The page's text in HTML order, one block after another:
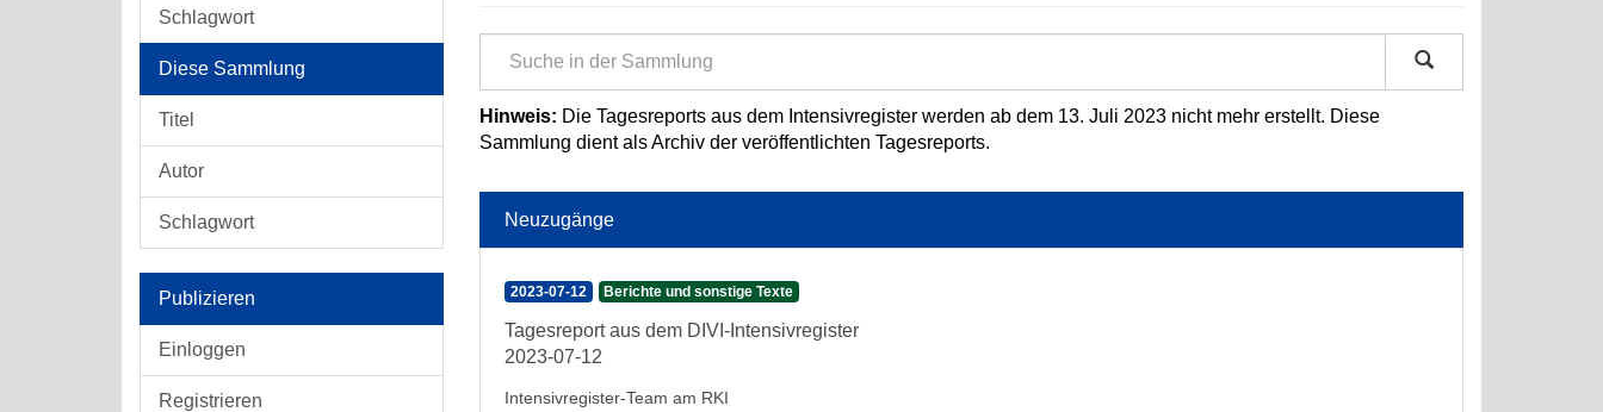
Schlagwort
Diese Sammlung
Titel
Autor
Schlagwort
Publizieren
Einloggen
Registrieren
Hinweis: Die Tagesreports aus dem Intensivregister werden ab dem 13. Juli 2023 nicht mehr erstellt. Diese
Sammlung dient als Archiv der veröffentlichten Tagesreports.
Neuzugänge
2023-07-12 Berichte und sonstige Texte
Tagesreport aus dem DIVI-Intensivregister
2023-07-12
Intensivregister-Team am RKI